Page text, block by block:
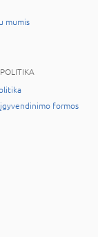
mumis
formos